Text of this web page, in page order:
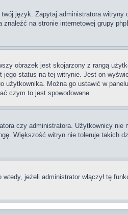
język. Zapytaj administratora
na stronie internetowej grupy
obrazek jest skojarzony z rangą
status na tej witrynie. Jest on
Można go ustawić w
czym to jest spowodowane.
czy administratora. Użytkownicy nie
Większość witryn nie toleruje takich
jeżeli administrator włączył tę